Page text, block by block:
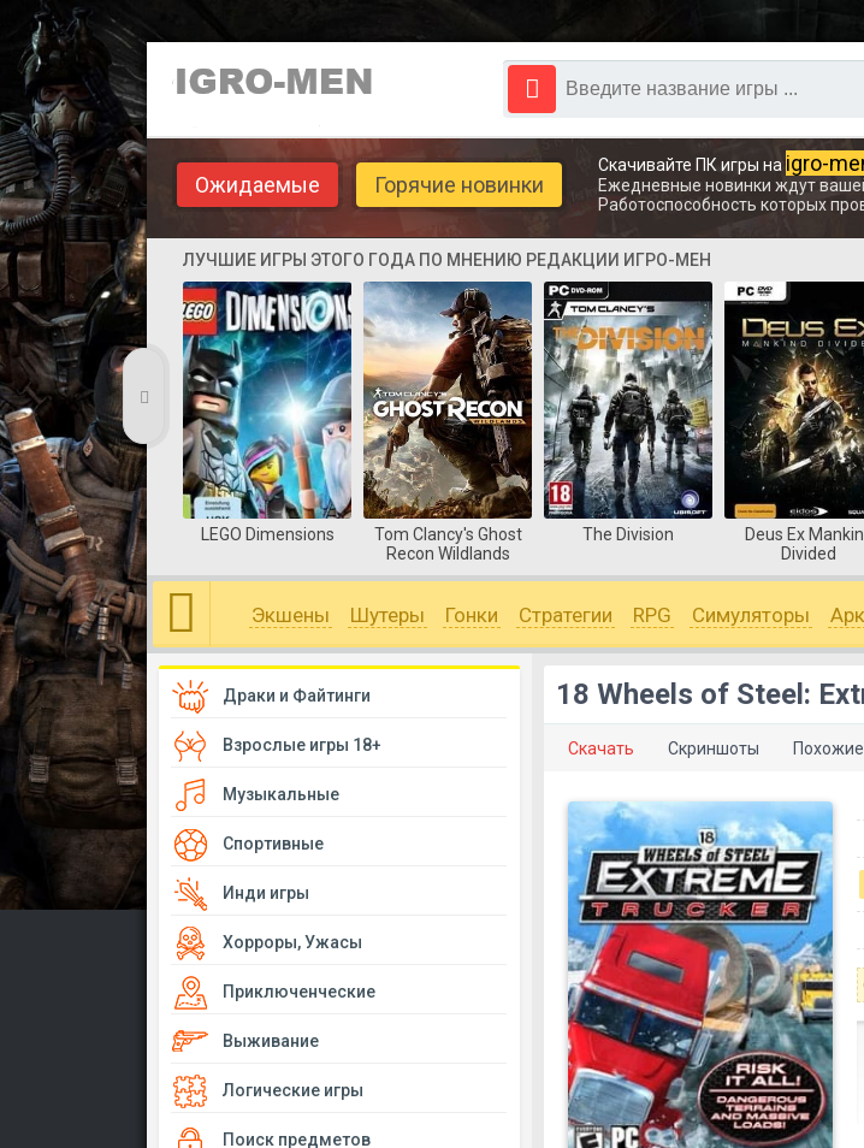
Ожидаемые Горячие новинки
Скачивайте ПК игры на igro-
Ежедневные новинки ждут
Работоспособность которых
ЛУЧШИЕ ИГРЫ ЭТОГО ГОДА ПО МНЕНИЮ РЕДАКЦИИ ИГРО-МЕН
LEGO Dimensions
Tom Clancy's Ghost
Recon Wildlands
The Division
Deus Ex
Divided
Экшены Шутеры Гонки Стратегии RPG Симуляторы
18 Wheels of Steel:
Скачать Скриншоты
Драки и Файтинги
Взрослые игры 18+
Музыкальные
Спортивные
Инди игры
Хорроры, Ужасы
Приключенческие
Выживание
Логические игры
Поиск предметов